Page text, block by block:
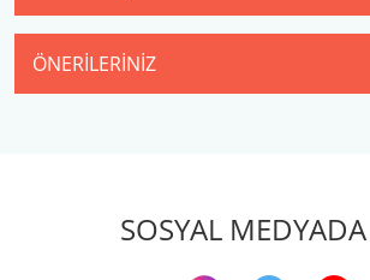
ÖNERILERINIZ
SOSYAL MEDYADA